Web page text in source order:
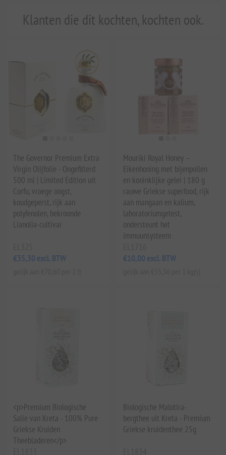
Klanten die dit kochten, kochten ook.
The Governor Premium Extra
Virgin Olijfolie - Ongefilterd
500 ml | Limited Edition uit
Corfu, vroege oogst,
koudgeperst, rijk aan
polyfenolen, bekroonde
Lianolia-cultivar
€35,30 excl. BTW
Mouriki Royal Honey –
Eikenhoning met bijenpollen
en koninklijke gelei | 180 g
rauwe Griekse superfood, rijk
aan mangaan en kalium,
laboratoriumgetest,
ondersteunt het
immuunsysteem
€10,00 excl. BTW
<p>Premium Biologische
Salie van Kreta - 100% Pure
Griekse Kruiden
Theebladeren</p>
Biologische Malotira-
bergthee uit Kreta - Premium
Griekse kruidenthee 25g